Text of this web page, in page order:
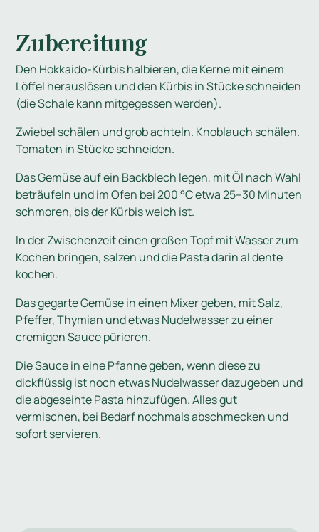
Zubereitung
Den Hokkaido-Kürbis halbieren, die Kerne mit einem
Löffel herauslösen und den Kürbis in Stücke schneiden
(die Schale kann mitgegessen werden).
Zwiebel schälen und grob achteln. Knoblauch schälen.
Tomaten in Stücke schneiden.
Das Gemüse auf ein Backblech legen, mit Öl nach Wahl
beträufeln und im Ofen bei 200 °C etwa 25–30 Minuten
schmoren, bis der Kürbis weich ist.
In der Zwischenzeit einen großen Topf mit Wasser zum
Kochen bringen, salzen und die Pasta darin al dente
kochen.
Das gegarte Gemüse in einen Mixer geben, mit Salz,
Pfeffer, Thymian und etwas Nudelwasser zu einer
cremigen Sauce pürieren.
Die Sauce in eine Pfanne geben, wenn diese zu
dickflüssig ist noch etwas Nudelwasser dazugeben und
die abgeseihte Pasta hinzufügen. Alles gut
vermischen, bei Bedarf nochmals abschmecken und
sofort servieren.